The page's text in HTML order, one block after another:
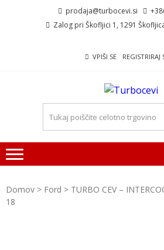
prodaja@turbocevi.si
Zalog pri Škofljici 1, 1291
VPIŠI SE REGISTRIRAJ
TURBOCEVI
Turbo ideal – turbo cevi
Domov > Ford > TURBO CEV –
18